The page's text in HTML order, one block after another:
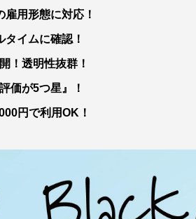
用形態に対応！
イムに確認！
！透明性抜群！
価が5つ星』！
円で利用OK！